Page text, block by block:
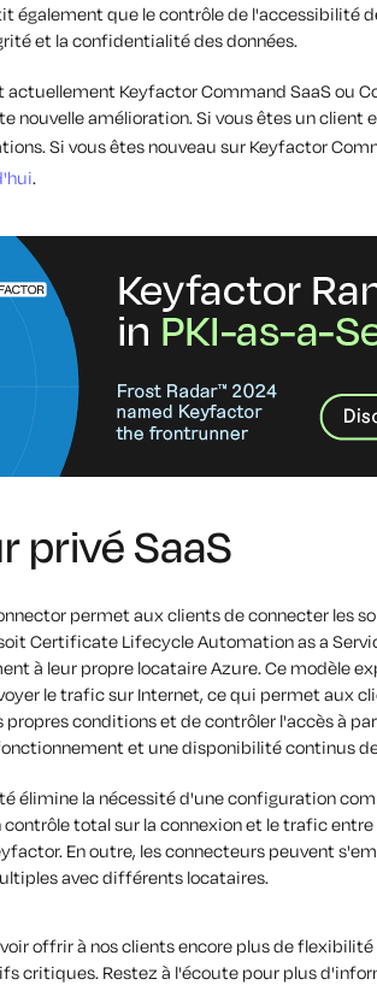
également que le contrôle de l'accessibilité
et la confidentialité des données.
Keyfactor Command SaaS ou
nouvelle amélioration. Si vous êtes un client
Si vous êtes nouveau sur Keyfactor
.
privé SaaS
permet aux clients de connecter les
Certificate Lifecycle Automation as a
à leur propre locataire Azure. Ce modèle
le trafic sur Internet, ce qui permet aux
propres conditions et de contrôler l'accès à
et une disponibilité continus
élimine la nécessité d'une configuration
total sur la connexion et le trafic entre
En outre, les connecteurs peuvent
avec différents locataires.
offrir à nos clients encore plus de
critiques. Restez à l'écoute pour plus